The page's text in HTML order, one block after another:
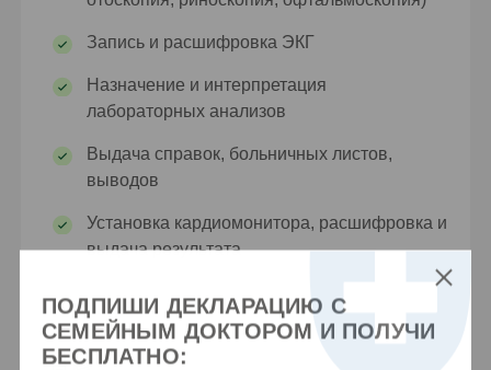
Запись и расшифровка ЭКГ
Назначение и интерпретация
лабораторных анализов
Выдача справок, больничных листов,
выводов
Установка кардиомонитора, расшифровка и
выдача результата
ПОДПИШИ ДЕКЛАРАЦИЮ С
СЕМЕЙНЫМ ДОКТОРОМ И ПОЛУЧИ
БЕСПЛАТНО: